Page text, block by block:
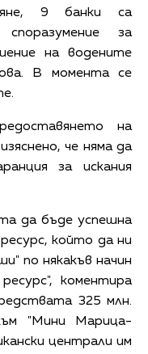
9 банки са
за
на водените
В момента се
на
че няма да
за искания
да бъде успешна
който да ни
по някакъв начин
коментира
325 млн.
"Мини Марица-
централи им